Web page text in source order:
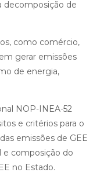
decomposição de
como comércio,
gerar emissões
de energia,
NOP-INEA-52
e critérios para o
emissões de GEE
e composição do
no Estado.